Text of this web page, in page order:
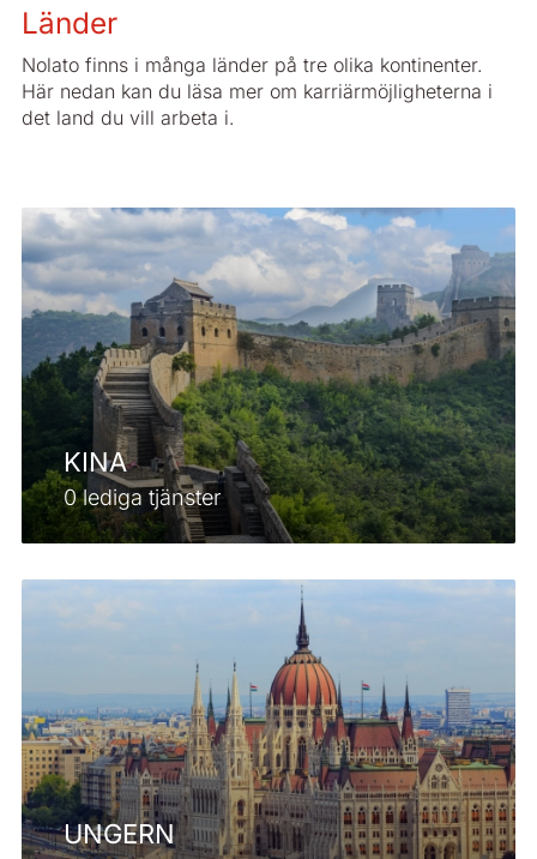
Länder
Nolato finns i många länder på tre olika kontinenter.
Här nedan kan du läsa mer om karriärmöjligheterna i
det land du vill arbeta i.
KINA
0 lediga tjänster
UNGERN